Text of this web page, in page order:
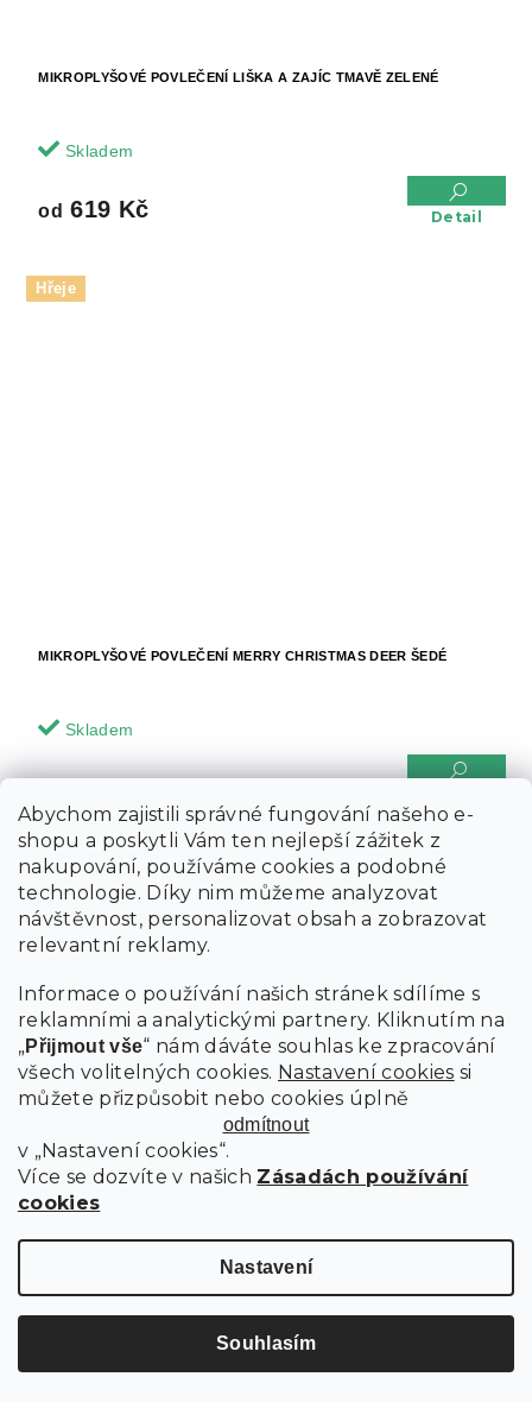
Abychom zajistili správné fungování našeho e-
shopu a poskytli Vám ten nejlepší zážitek z
nakupování, používáme cookies a podobné
technologie. Díky nim můžeme analyzovat
návštěvnost, personalizovat obsah a zobrazovat
relevantní reklamy.
Informace o používání našich stránek sdílíme s
reklamními a analytickými partnery. Kliknutím na
„Přijmout vše“ nám dáváte souhlas ke zpracování
všech volitelných cookies. Nastavení cookies si
můžete přizpůsobit nebo cookies úplně
odmítnout
v „Nastavení cookies“.
Více se dozvíte v našich Zásadách používání
cookies
Nastavení
Souhlasím
MIKROPLYŠOVÉ POVLEČENÍ LIŠKA A ZAJÍC TMAVĚ ZELENÉ
Skladem
od 619 Kč Detail
Hřeje
MIKROPLYŠOVÉ POVLEČENÍ MERRY CHRISTMAS DEER ŠEDÉ
Skladem
Hřeje
999 Kč Detail